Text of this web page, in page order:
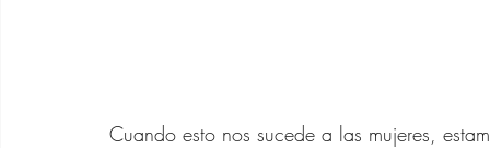
Cuando esto nos sucede a las mujeres,